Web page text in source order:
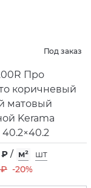
Под заказ
Про
коричневый
матовый
Kerama
40.2×40.2
₽ / м²
шт
₽ -20%